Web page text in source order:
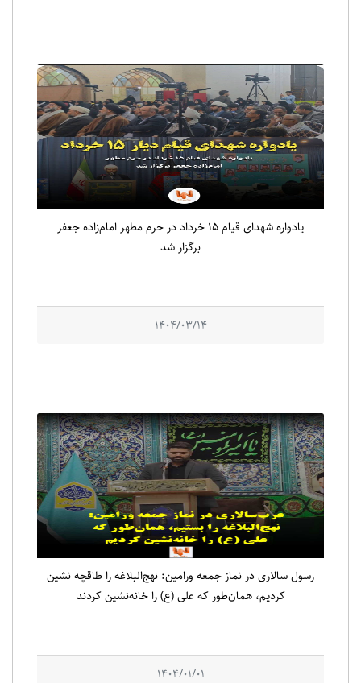
یادواره شهدای قیام ۱۵ خرداد در حرم مطهر امام‌زاده جعفر
برگزار شد
1404/03/14
رسول سالاری در نماز جمعه ورامین: نهج‌البلاغه را طاقچه نشین
کردیم، همان‌طور که علی (ع) را خانه‌نشین کردند
1404/01/01